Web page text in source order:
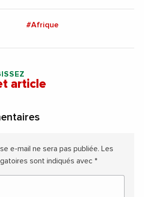
#Afrique
article
e-mail ne sera pas publiée. Les
sont indiqués avec *